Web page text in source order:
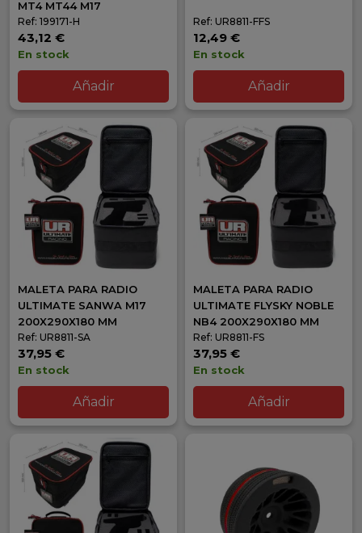
MT4 MT44 M17
Ref: 199171-H
43,12 €
En stock
Añadir
Ref: UR8811-FFS
12,49 €
En stock
Añadir
MALETA PARA RADIO
ULTIMATE SANWA M17
200X290X180 MM
Ref: UR8811-SA
37,95 €
En stock
Añadir
MALETA PARA RADIO
ULTIMATE FLYSKY NOBLE
NB4 200X290X180 MM
Ref: UR8811-FS
37,95 €
En stock
Añadir